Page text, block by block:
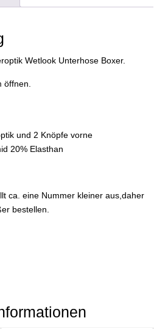
Wetlook Unterhose Boxer.
öffnen.
und 2 Knöpfe vorne
20% Elasthan
ca. eine Nummer kleiner aus,daher
bestellen.